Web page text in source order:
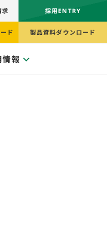
求
ド
採用ENTRY
製品資料ダウンロード
情報